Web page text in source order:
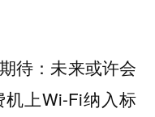
待：未来或许会
上Wi-Fi纳入标